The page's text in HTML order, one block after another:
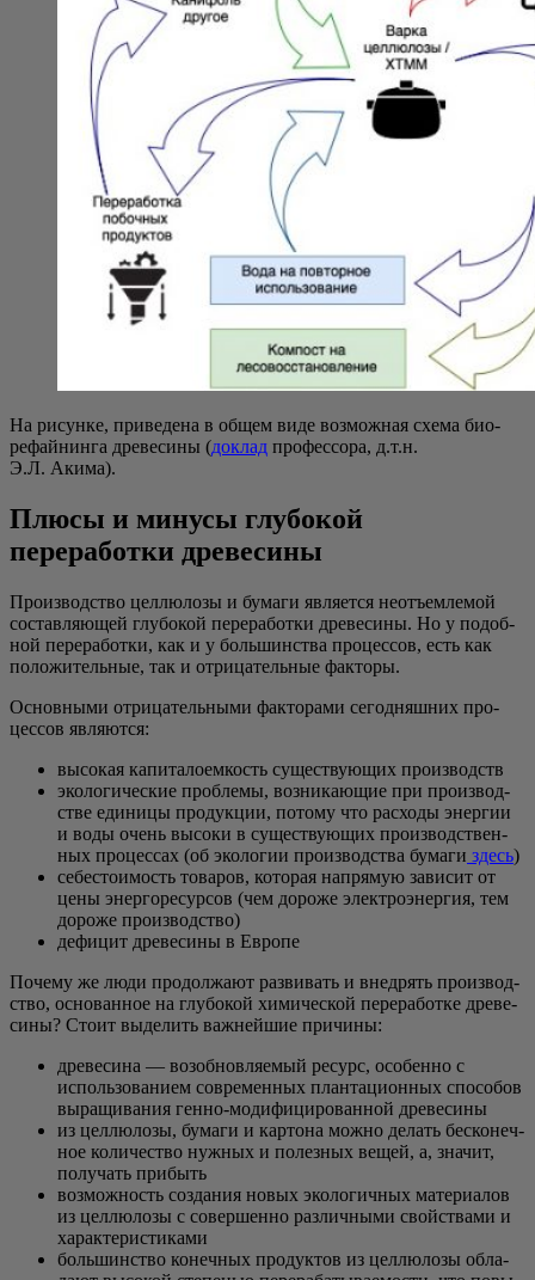
На рисун­ке, при­ве­де­на в общем виде воз­мож­ная схе­ма био-
рефай­нин­га дре­ве­си­ны (доклад про­фес­со­ра, д.т.н.
Э.Л. Акима).
Плюсы и минусы глубокой
переработки древесины
Про­из­вод­ство цел­лю­ло­зы и бума­ги явля­ет­ся неотъ­ем­ле­мой
состав­ля­ю­щей глу­бо­кой пере­ра­бот­ки дре­ве­си­ны. Но у подоб­
ной пере­ра­бот­ки, как и у боль­шин­ства про­цес­сов, есть как
поло­жи­тель­ные, так и отри­ца­тель­ные факторы.
Основ­ны­ми отри­ца­тель­ны­ми фак­то­ра­ми сего­дняш­них про­
цес­сов являются:
высо­кая капи­та­ло­ем­кость суще­ству­ю­щих производств
эко­ло­ги­че­ские про­бле­мы, воз­ни­ка­ю­щие при про­из­вод­
стве еди­ни­цы про­дук­ции, пото­му что рас­хо­ды энер­гии
и воды очень высо­ки в суще­ству­ю­щих про­из­вод­ствен­
ных про­цес­сах (об эко­ло­гии про­из­вод­ства бума­ги здесь)
себе­сто­и­мость това­ров, кото­рая напря­мую зави­сит от
цены энер­го­ре­сур­сов (чем доро­же элек­тро­энер­гия, тем
доро­же производство)
дефи­цит дре­ве­си­ны в Европе
Поче­му же люди про­дол­жа­ют раз­ви­вать и внед­рять про­из­вод­
ство, осно­ван­ное на глу­бо­кой хими­че­ской пере­ра­бот­ке дре­ве­
си­ны? Сто­ит выде­лить важ­ней­шие причины:
дре­ве­си­на — воз­об­нов­ля­е­мый ресурс, осо­бен­но с
исполь­зо­ва­ни­ем совре­мен­ных план­та­ци­он­ных спо­со­бов
выра­щи­ва­ния ген­но-моди­фи­ци­ро­ван­ной древесины
из цел­лю­ло­зы, бума­ги и кар­то­на мож­но делать бес­ко­неч­
ное коли­че­ство нуж­ных и полез­ных вещей, а, зна­чит,
полу­чать прибыть
воз­мож­ность созда­ния новых эко­ло­гич­ных мате­ри­а­лов
из цел­лю­ло­зы с совер­шен­но раз­лич­ны­ми свой­ства­ми и
характеристиками
боль­шин­ство конеч­ных про­дук­тов из цел­лю­ло­зы обла­